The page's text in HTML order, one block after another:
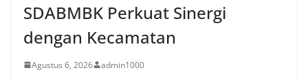
SDABMBK Perkuat Sinergi
dengan Kecamatan
Agustus 6, 2026 admin1000